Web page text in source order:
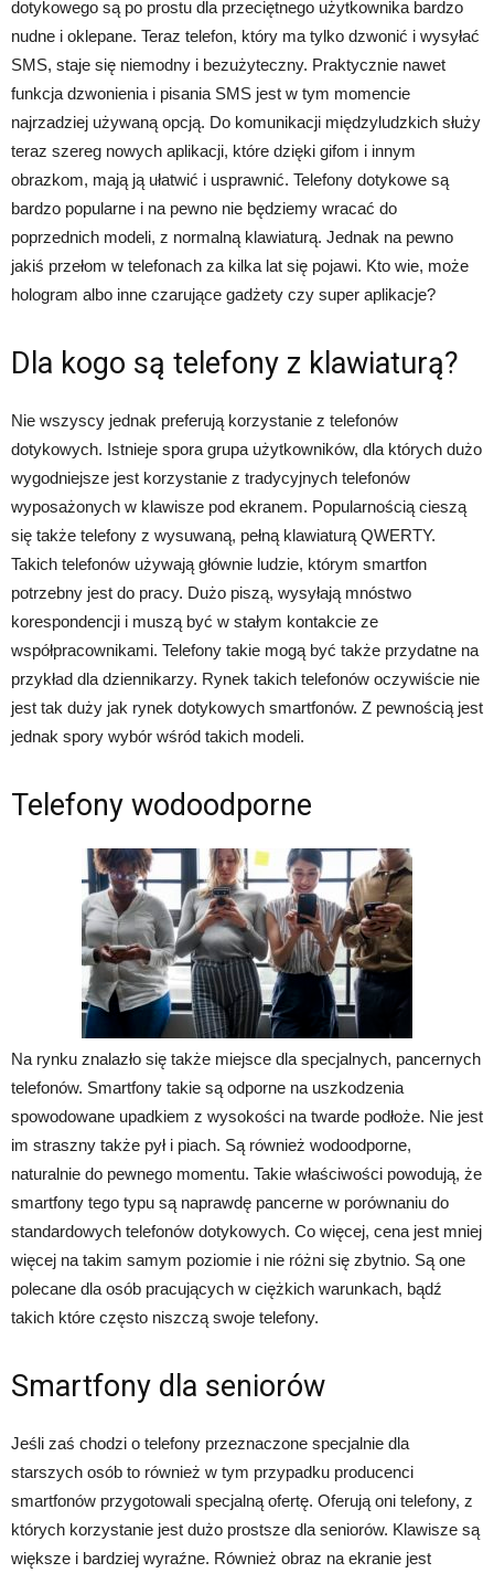
dotykowego są po prostu dla przeciętnego użytkownika bardzo
nudne i oklepane. Teraz telefon, który ma tylko dzwonić i wysyłać
SMS, staje się niemodny i bezużyteczny. Praktycznie nawet
funkcja dzwonienia i pisania SMS jest w tym momencie
najrzadziej używaną opcją. Do komunikacji międzyludzkich służy
teraz szereg nowych aplikacji, które dzięki gifom i innym
obrazkom, mają ją ułatwić i usprawnić. Telefony dotykowe są
bardzo popularne i na pewno nie będziemy wracać do
poprzednich modeli, z normalną klawiaturą. Jednak na pewno
jakiś przełom w telefonach za kilka lat się pojawi. Kto wie, może
hologram albo inne czarujące gadżety czy super aplikacje?
Dla kogo są telefony z klawiaturą?
Nie wszyscy jednak preferują korzystanie z telefonów
dotykowych. Istnieje spora grupa użytkowników, dla których dużo
wygodniejsze jest korzystanie z tradycyjnych telefonów
wyposażonych w klawisze pod ekranem. Popularnością cieszą
się także telefony z wysuwaną, pełną klawiaturą QWERTY.
Takich telefonów używają głównie ludzie, którym smartfon
potrzebny jest do pracy. Dużo piszą, wysyłają mnóstwo
korespondencji i muszą być w stałym kontakcie ze
współpracownikami. Telefony takie mogą być także przydatne na
przykład dla dziennikarzy. Rynek takich telefonów oczywiście nie
jest tak duży jak rynek dotykowych smartfonów. Z pewnością jest
jednak spory wybór wśród takich modeli.
Telefony wodoodporne
Na rynku znalazło się także miejsce dla specjalnych, pancernych
telefonów. Smartfony takie są odporne na uszkodzenia
spowodowane upadkiem z wysokości na twarde podłoże. Nie jest
im straszny także pył i piach. Są również wodoodporne,
naturalnie do pewnego momentu. Takie właściwości powodują, że
smartfony tego typu są naprawdę pancerne w porównaniu do
standardowych telefonów dotykowych. Co więcej, cena jest mniej
więcej na takim samym poziomie i nie różni się zbytnio. Są one
polecane dla osób pracujących w ciężkich warunkach, bądź
takich które często niszczą swoje telefony.
Smartfony dla seniorów
Jeśli zaś chodzi o telefony przeznaczone specjalnie dla
starszych osób to również w tym przypadku producenci
smartfonów przygotowali specjalną ofertę. Oferują oni telefony, z
których korzystanie jest dużo prostsze dla seniorów. Klawisze są
większe i bardziej wyraźne. Również obraz na ekranie jest